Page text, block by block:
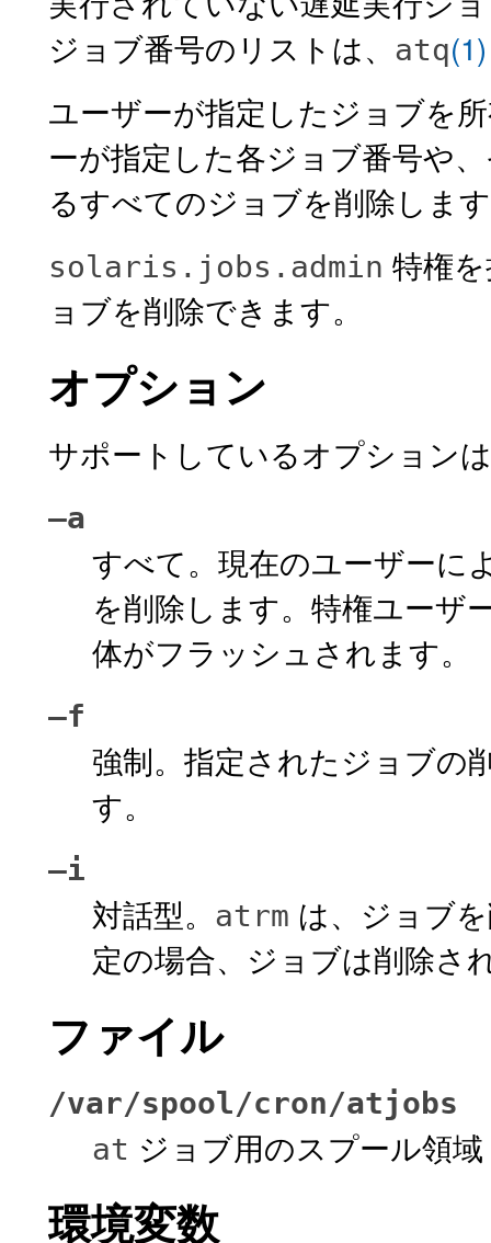
ジョブ番号のリストは、
atq(1)
ユーザーが指定したジョブを
ーが指定した各ジョブ番号や
るすべてのジョブを削除しま
solaris.jobs.admin 特権
ョブを削除できます。
オプション
サポートしているオプション
–a
すべて。現在のユーザーに
を削除します。特権ユーザ
体がフラッシュされます。
–f
強制。指定されたジョブの
す。
–i
対話型。 atrm は、ジョブ
定の場合、ジョブは削除さ
ファイル
/var/spool/cron/atjobs
at ジョブ用のスプール領域
環境変数